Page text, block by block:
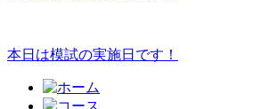
本日は模試の実施日です！